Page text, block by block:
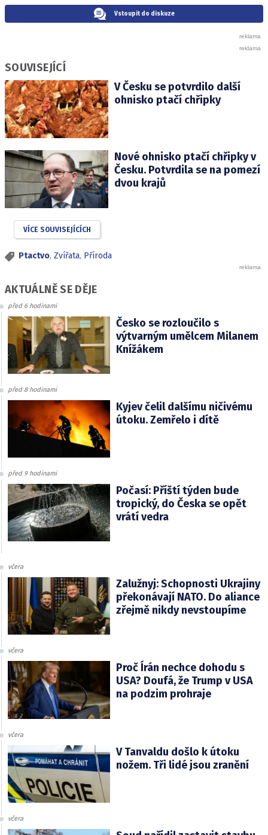
Vstoupit do diskuze
SOUVISEJÍCÍ
V Česku se potvrdilo další
ohnisko ptačí chřipky
Nové ohnisko ptačí chřipky v
Česku. Potvrdila se na pomezí
dvou krajů
VÍCE SOUVISEJÍCÍCH
Ptactvo, Zvířata, Příroda
AKTUÁLNĚ SE DĚJE
před 6 hodinami
Česko se rozloučilo s
výtvarným umělcem Milanem
Knížákem
před 8 hodinami
Kyjev čelil dalšímu ničivému
útoku. Zemřelo i dítě
před 9 hodinami
Počasí: Příští týden bude
tropický, do Česka se opět
vrátí vedra
včera
Zalužnyj: Schopnosti Ukrajiny
překonávají NATO. Do aliance
zřejmě nikdy nevstoupíme
včera
Proč Írán nechce dohodu s
USA? Doufá, že Trump v USA
na podzim prohraje
včera
V Tanvaldu došlo k útoku
nožem. Tři lidé jsou zranění
včera